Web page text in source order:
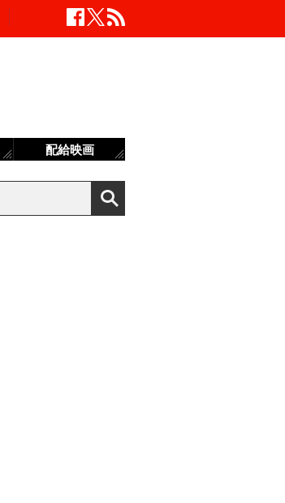
配給映画